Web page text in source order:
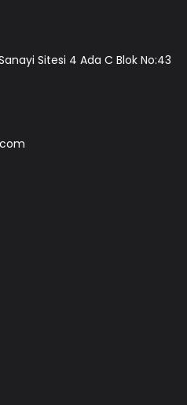
Sitesi 4 Ada C Blok No:43